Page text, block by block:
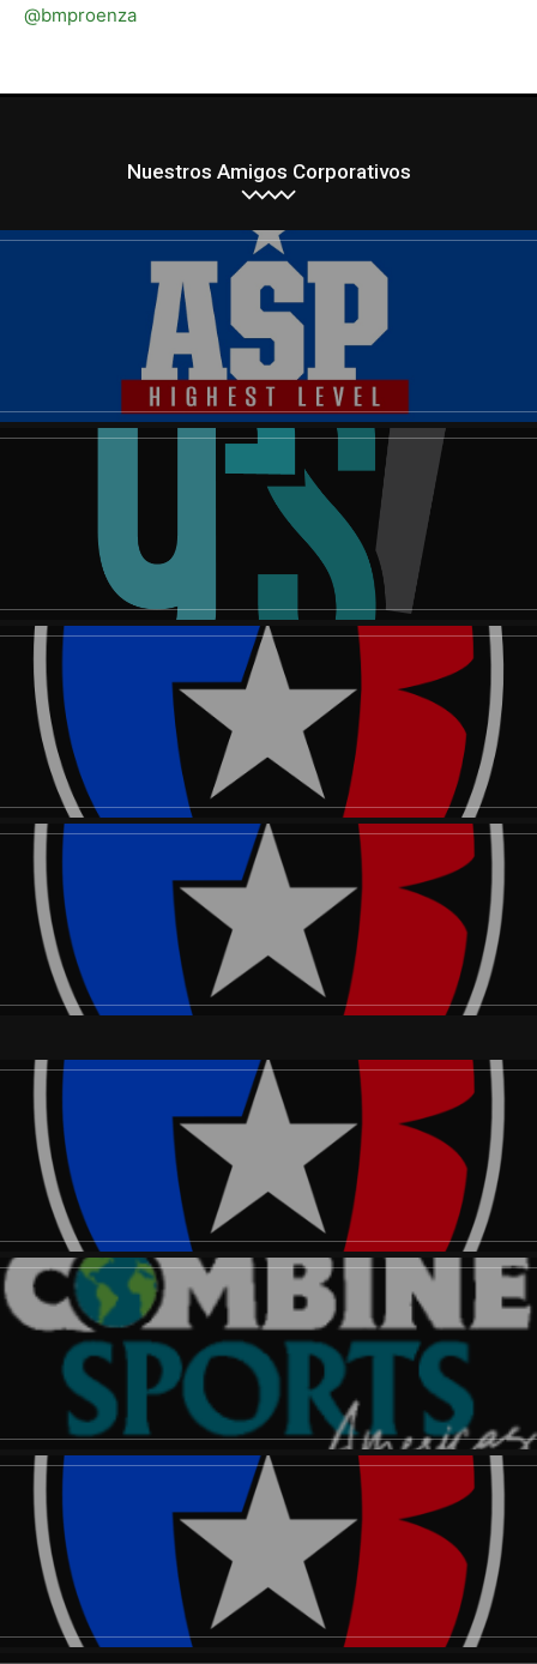
@bmproenza
Nuestros Amigos Corporativos